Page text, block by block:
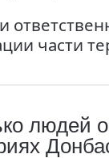
части
людей